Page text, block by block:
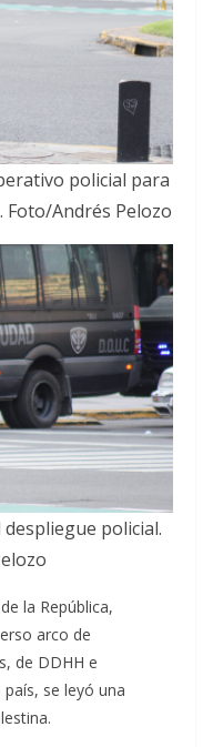
policial para
Andrés Pelozo
policial.
la República,
arco de
de DDHH e
se leyó una